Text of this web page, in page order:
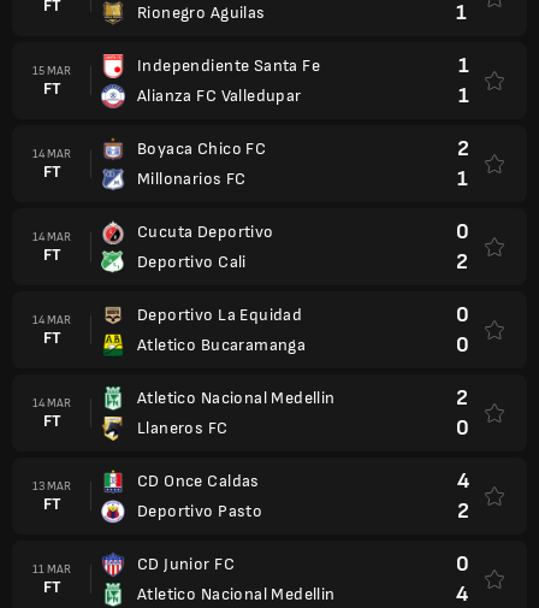
FT
Rionegro Aguilas
1
15 MAR
FT
Independiente Santa Fe
Alianza FC Valledupar
1
1
14 MAR
FT
Boyaca Chico FC
Millonarios FC
2
1
14 MAR
FT
Cucuta Deportivo
Deportivo Cali
0
2
14 MAR
FT
Deportivo La Equidad
Atletico Bucaramanga
0
0
14 MAR
FT
Atletico Nacional Medellin
Llaneros FC
2
0
13 MAR
FT
CD Once Caldas
Deportivo Pasto
4
2
11 MAR
FT
CD Junior FC
Atletico Nacional Medellin
0
4